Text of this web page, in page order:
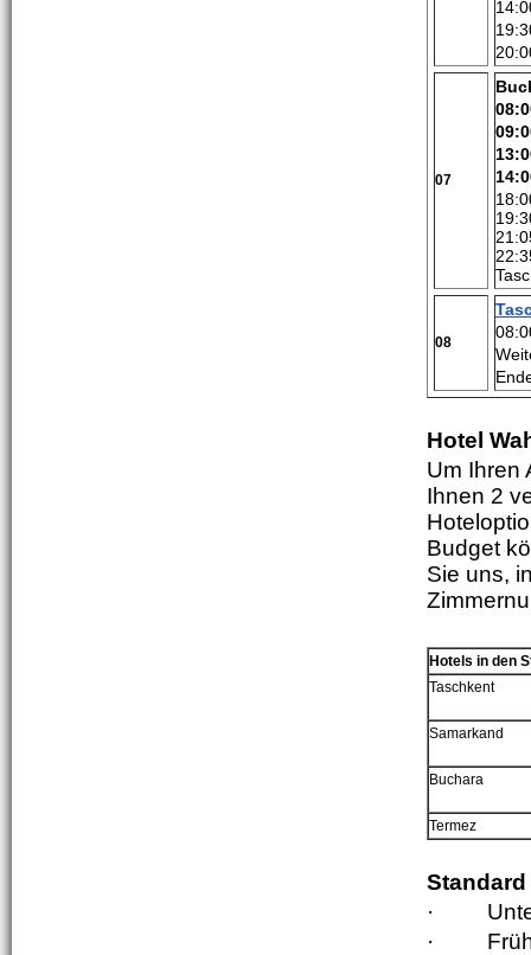
07
08
Hotel
Um Ihren
Ihnen 2
Budget
Sie uns,
Hotels in den
Taschkent
Samarkand
Buchara
Termez
·
·